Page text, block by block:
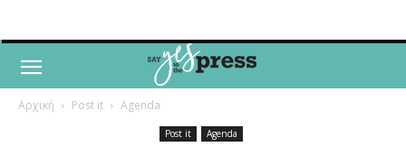
Αρχική Post it Agenda
Post it Agenda